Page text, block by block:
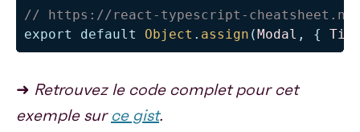
// https://react-typescript-
export
default Object . assign (Modal , {
➜ Retrouvez le code complet pour cet
exemple sur ce gist.